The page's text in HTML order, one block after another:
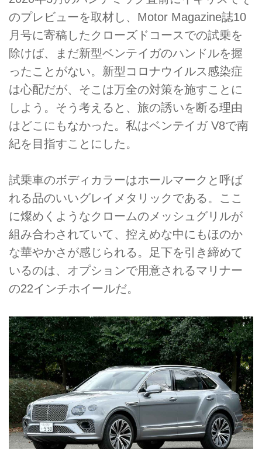
のプレビューを取材し、Motor Magazine誌10
月号に寄稿したクローズドコースでの試乗を
除けば、まだ新型ベンテイガのハンドルを握
ったことがない。新型コロナウイルス感染症
は心配だが、そこは万全の対策を施すことに
しよう。そう考えると、旅の誘いを断る理由
はどこにもなかった。私はベンテイガ V8で南
紀を目指すことにした。
試乗車のボディカラーはホールマークと呼ば
れる品のいいグレイメタリックである。ここ
に燦めくようなクロームのメッシュグリルが
組み合わされていて、控えめな中にもほのか
な華やかさが感じられる。足下を引き締めて
いるのは、オプションで用意されるマリナー
の22インチホイールだ。